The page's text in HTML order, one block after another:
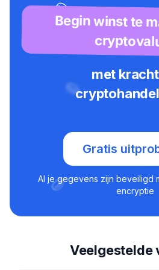
Begin winst te
met
Gratis
Al je gegevens zijn beveiligd
encryptie
Veelgestelde